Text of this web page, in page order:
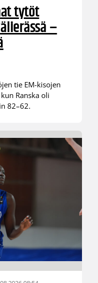
tytöt
–
tie EM-kisojen
Ranska oli
82–62.